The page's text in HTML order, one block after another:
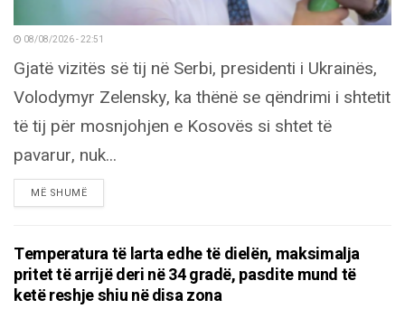
08/08/2026 - 22:51
Gjatë vizitës së tij në Serbi, presidenti i Ukrainës,
Volodymyr Zelensky, ka thënë se qëndrimi i shtetit
të tij për mosnjohjen e Kosovës si shtet të
pavarur, nuk...
MË SHUMËDETAILS
Temperatura të larta edhe të dielën, maksimalja
pritet të arrijë deri në 34 gradë, pasdite mund të
ketë reshje shiu në disa zona